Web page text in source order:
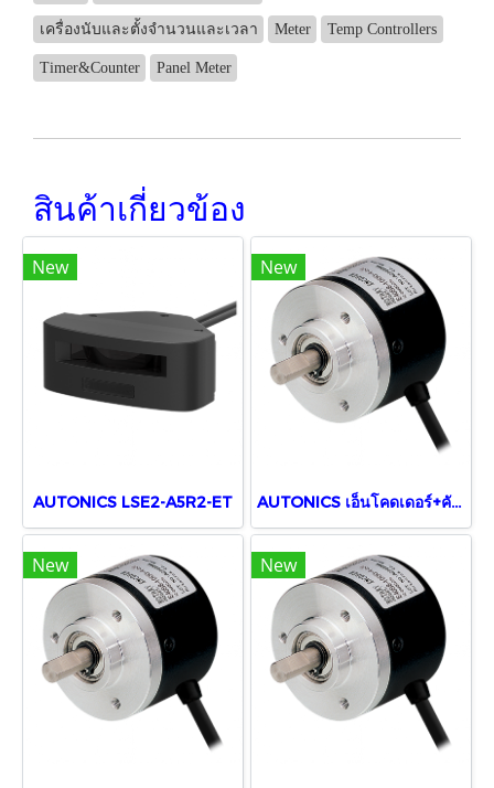
เครื่องนับและตั้งจำนวนและเวลา Meter Temp Controllers
Timer&Counter Panel Meter
สินค้าเกี่ยวข้อง
New
AUTONICS LSE2-A5R2-ET
New
AUTONICS เอ็นโคดเดอร์+คัพปลิ้ง E40S6-100-3-T-24
New New